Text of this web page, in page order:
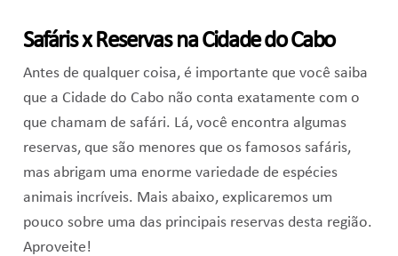
Safáris x Reservas na Cidade do Cabo
Antes de qualquer coisa, é importante que você saiba
que a Cidade do Cabo não conta exatamente com o
que chamam de safári. Lá, você encontra algumas
reservas, que são menores que os famosos safáris,
mas abrigam uma enorme variedade de espécies
animais incríveis. Mais abaixo, explicaremos um
pouco sobre uma das principais reservas desta região.
Aproveite!